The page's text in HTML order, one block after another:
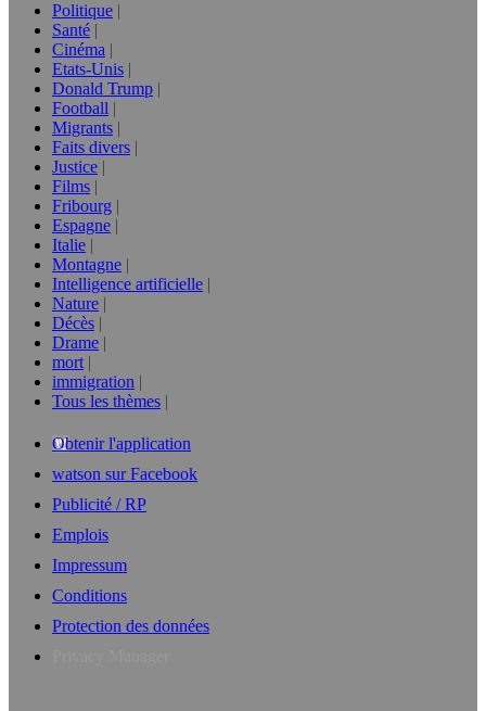
Politique
Santé
Cinéma
Etats-Unis
Donald Trump
Football
Migrants
Faits divers
Justice
Films
Fribourg
Espagne
Italie
Montagne
Intelligence artificielle
Nature
Décès
Drame
mort
immigration
Tous les thèmes
Obtenir l'application
watson sur Facebook
Publicité / RP
Emplois
Impressum
Conditions
Protection des données